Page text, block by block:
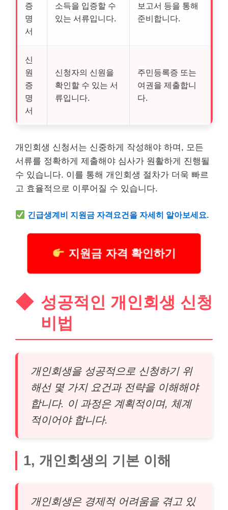
증
명
서
소득을 입증할 수
있는 서류입니다.
보고서 등을 통해
준비합니다.
신
원
증
명
서
신청자의 신원을
확인할 수 있는 서
류입니다.
주민등록증 또는
여권을 제출합니
다.
개인회생 신청서는 신중하게 작성해야 하며, 모든
서류를 정확하게 제출해야 심사가 원활하게 진행될
수 있습니다. 이를 통해 개인회생 절차가 더욱 빠르
고 효율적으로 이루어질 수 있습니다.
긴급생계비 지원금 자격요건을 자세히 알아보세요.
지원금 자격 확인하기
성공적인 개인회생 신청
비법
개인회생을 성공적으로 신청하기 위
해선 몇 가지 요건과 전략을 이해해야
합니다. 이 과정은 계획적이며, 체계
적이어야 합니다.
1, 개인회생의 기본 이해
개인회생은 경제적 어려움을 겪고 있